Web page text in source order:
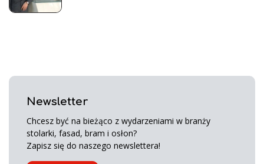
Newsletter
Chcesz być na bieżąco z wydarzeniami w branży
stolarki, fasad, bram i osłon?
Zapisz się do naszego newslettera!